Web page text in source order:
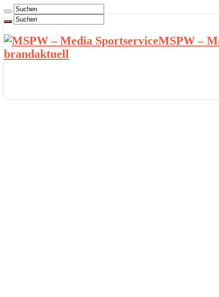
MSPW –
brandaktuell